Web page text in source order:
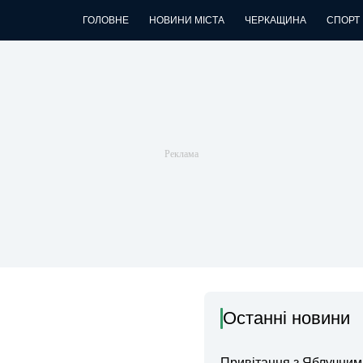
ГОЛОВНЕ НОВИНИ МІСТА ЧЕРКАЩИНА СПОРТ
Останні новини